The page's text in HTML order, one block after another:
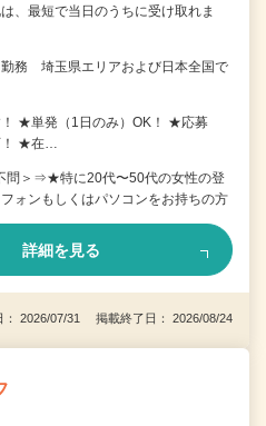
最短で当日のうちに受け取れま
務 埼玉県エリアおよび日本全国で
！ ★単発（1日のみ）OK！ ★応募
！ ★在…
問＞⇒★特に20代〜50代の女性の登
ンもしくはパソコンをお持ちの方
詳細を見る
： 2026/07/31 掲載終了日： 2026/08/24